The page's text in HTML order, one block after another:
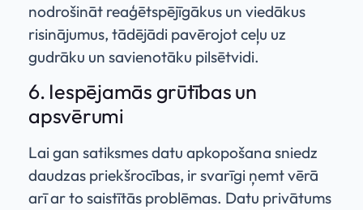
nodrošināt reaģētspējīgākus un viedākus
risinājumus, tādējādi pavērojot ceļu uz
gudrāku un savienotāku pilsētvidi.
6. Iespējamās grūtības un
apsvērumi
Lai gan satiksmes datu apkopošana sniedz
daudzas priekšrocības, ir svarīgi ņemt vērā
arī ar to saistītās problēmas. Datu privātums